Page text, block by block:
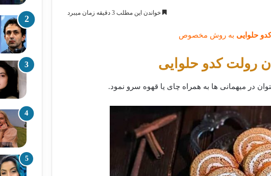
خواندن این مطلب 3 دقیقه زمان میبرد
حلوایی به روش مخصوص
رولت کدو حلوایی
میهمانی ها به همراه چای یا قهوه سرو نمود.